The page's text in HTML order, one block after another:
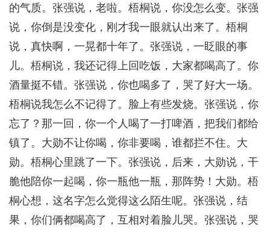
的气质。张强说，老啦。梧桐说，你没怎么变。张强
说，你倒是没变化，刚才我一眼就认出来了。梧桐
说，真快啊，一晃都十年了。张强说，一眨眼的事
儿。梧桐说，我还记得上回吃饭，大家都喝高了。你
酒量挺不错。张强说，你也喝多了，哭了好大一场。
梧桐说我怎么不记得了。脸上有些发烧。张强说，你
忘了？那一回，你一个人喝了一打啤酒，把我们都给
镇了。大勋不让你喝，你非要喝，谁都拦不住。大
勋。梧桐心里跳了一下。张强说，后来，大勋说，干
脆他陪你一起喝，你一瓶他一瓶，那阵势！大勋。梧
桐心想，这名字怎么觉得这么陌生呢。张强说，结
果，你们俩都喝高了，互相对着脸儿哭。张强说，哭